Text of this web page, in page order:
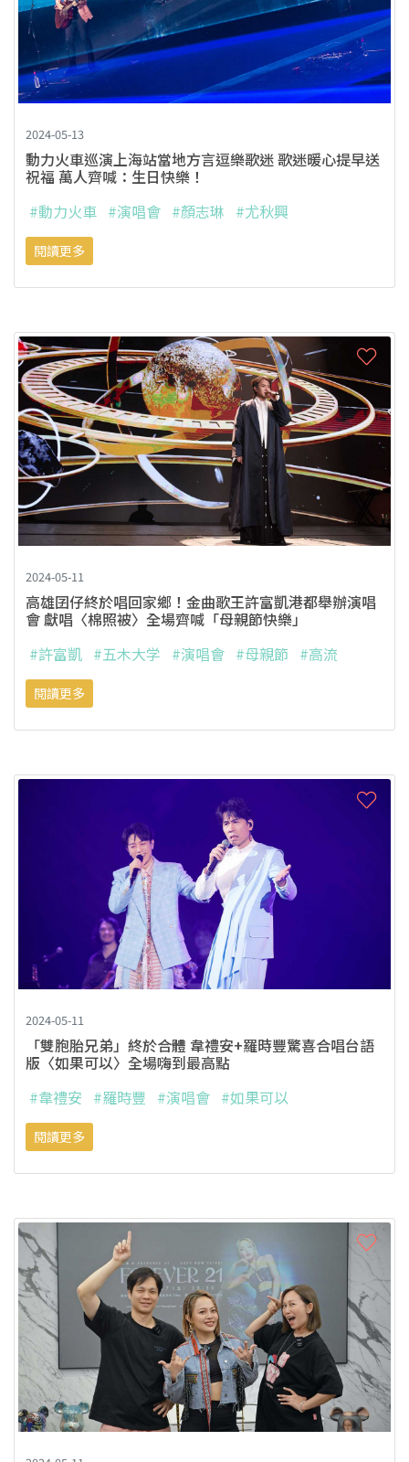
2024-05-13
動力火車巡演上海站當地方言逗樂歌迷 歌迷暖心提早送
祝福 萬人齊喊：生日快樂！
#動力火車 #演唱會 #顏志琳 #尤秋興
閱讀更多
2024-05-11
高雄囝仔終於唱回家鄉！金曲歌王許富凱港都舉辦演唱
會 獻唱〈棉照被〉全場齊喊「母親節快樂」
#許富凱 #五木大学 #演唱會 #母親節 #高流
閱讀更多
2024-05-11
「雙胞胎兄弟」終於合體 韋禮安+羅時豐驚喜合唱台語
版〈如果可以〉全場嗨到最高點
#韋禮安 #羅時豐 #演唱會 #如果可以
閱讀更多